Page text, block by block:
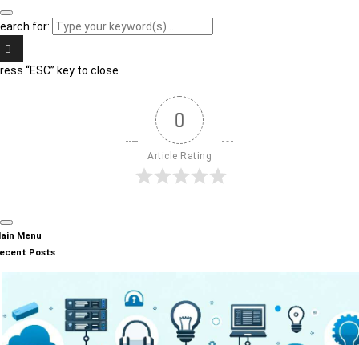
for:
“ESC” key to close
0
Article Rating
Menu
Posts